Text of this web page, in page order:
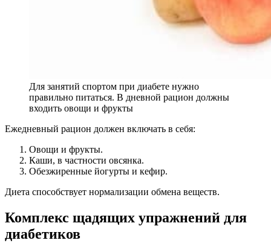
Для занятий спортом при диабете нужно
правильно питаться. В дневной рацион должны
входить овощи и фрукты
Ежедневный рацион должен включать в себя:
Овощи и фрукты.
Каши, в частности овсянка.
Обезжиренные йогурты и кефир.
Диета способствует нормализации обмена веществ.
Комплекс щадящих упражнений для
диабетиков